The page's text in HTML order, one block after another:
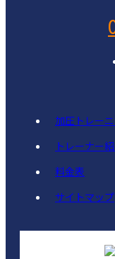
加圧トレー
トレーナー
料金表
サイトマップ